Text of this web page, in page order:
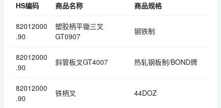
HS编码 商品名称 商品规格
82012000
.90
塑胶柄平锄三叉
GT0907
钢铁制
82012000
.90
斜管板叉GT4007 热轧钢板制/BOND牌
82012000
.90
铁柄叉 44DOZ